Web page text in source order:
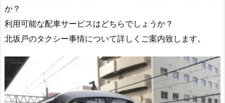
か？
利用可能な配車サービスはどちらでしょうか？
北坂戸のタクシー事情について詳しくご案内致します。